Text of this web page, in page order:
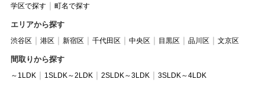
学区で探す
町名で探す
エリアから探す
渋谷区 港区 新宿区 千代田区 中央区 目黒区 品川区 文京区
間取りから探す
～1LDK 1SLDK～2LDK 2SLDK～3LDK 3SLDK～4LDK